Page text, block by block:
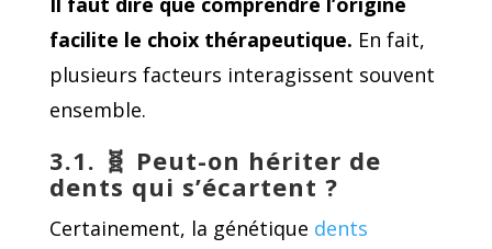
facilite le choix thérapeutique. En fait,
plusieurs facteurs interagissent souvent
ensemble.
3.1. 🧬 Peut-on hériter de
dents qui s’écartent ?
Certainement, la génétique dents